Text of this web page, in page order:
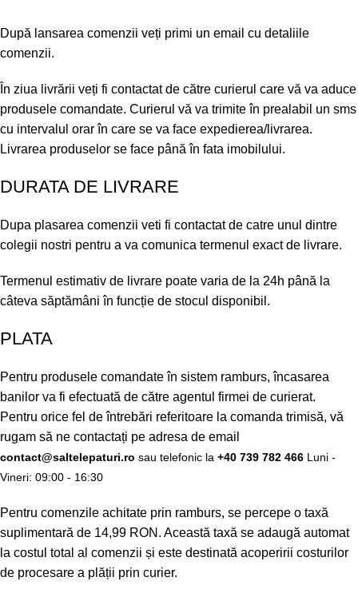
După lansarea comenzii veți primi un email cu detaliile
comenzii.
În ziua livrării veți fi contactat de către curierul care vă va aduce
produsele comandate. Curierul vă va trimite în prealabil un sms
cu intervalul orar în care se va face expedierea/livrarea.
Livrarea produselor se face până în fata imobilului.
DURATA DE LIVRARE
Dupa plasarea comenzii veti fi contactat de catre unul dintre
colegii nostri pentru a va comunica termenul exact de livrare.
Termenul estimativ de livrare poate varia de la 24h până la
câteva săptămâni în funcție de stocul disponibil.
PLATA
Pentru produsele comandate în sistem ramburs, încasarea
banilor va fi efectuată de către agentul firmei de curierat.
Pentru orice fel de întrebări referitoare la comanda trimisă, vă
rugam să ne contactați pe adresa de email
contact@saltelepaturi.ro sau telefonic la +40 739 782 466 Luni -
Vineri: 09:00 - 16:30
Pentru comenzile achitate prin ramburs, se percepe o taxă
suplimentară de 14,99 RON. Această taxă se adaugă automat
la costul total al comenzii și este destinată acoperirii costurilor
de procesare a plății prin curier.